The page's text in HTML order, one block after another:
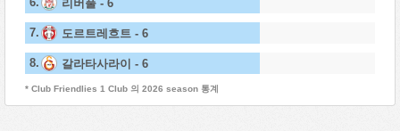
리버풀 - 6
7. 도르트레흐트 - 6
8. 갈라타사라이 - 6
* Club Friendlies 1 Club 의 2026 season 통계